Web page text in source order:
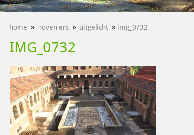
home » hoveniers » uitgelicht » img_0732
IMG_0732